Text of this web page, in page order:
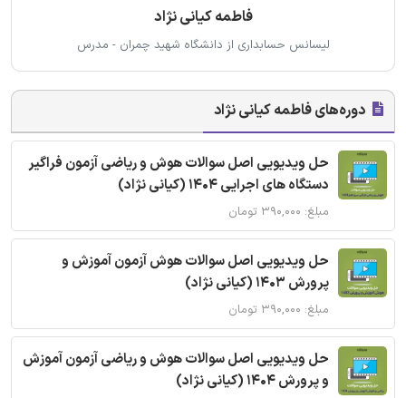
فاطمه کیانی نژاد
لیسانس حسابداری از دانشگاه شهید چمران - مدرس
دوره‌های فاطمه کیانی نژاد
حل ویدیویی اصل سوالات هوش و ریاضی آزمون فراگیر
دستگاه های اجرایی 1404 (کیانی نژاد)
مبلغ: ۳۹۰,۰۰۰ تومان
حل ویدیویی اصل سوالات هوش آزمون آموزش و
پرورش 1403 (کیانی نژاد)
مبلغ: ۳۹۰,۰۰۰ تومان
حل ویدیویی اصل سوالات هوش و ریاضی آزمون آموزش
و پرورش 1404 (کیانی نژاد)